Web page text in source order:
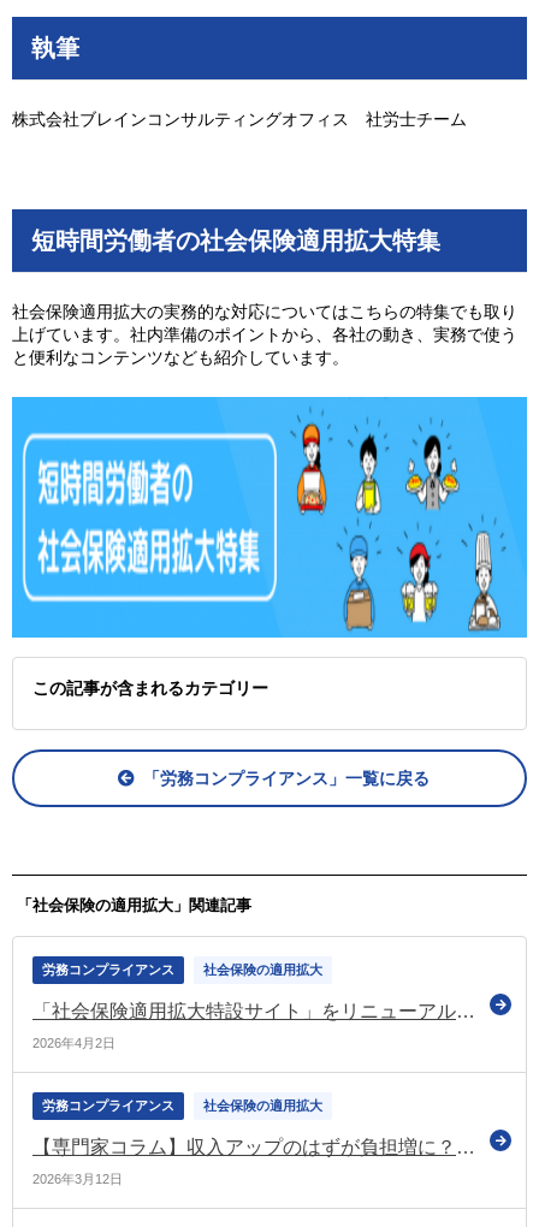
執筆
株式会社ブレインコンサルティングオフィス 社労士チーム
短時間労働者の社会保険適用拡大特集
社会保険適用拡大の実務的な対応についてはこちらの特集でも取り
上げています。社内準備のポイントから、各社の動き、実務で使う
と便利なコンテンツなども紹介しています。
この記事が含まれるカテゴリー
「労務コンプライアンス」一覧に戻る
「社会保険の適用拡大」関連記事
労務コンプライアンス 社会保険の適用拡大
「社会保険適用拡大特設サイト」をリニューアル（厚労省）
2026年4月2日
労務コンプライアンス 社会保険の適用拡大
【専門家コラム】収入アップのはずが負担増に？社保をめぐる“働き方の壁”
2026年3月12日